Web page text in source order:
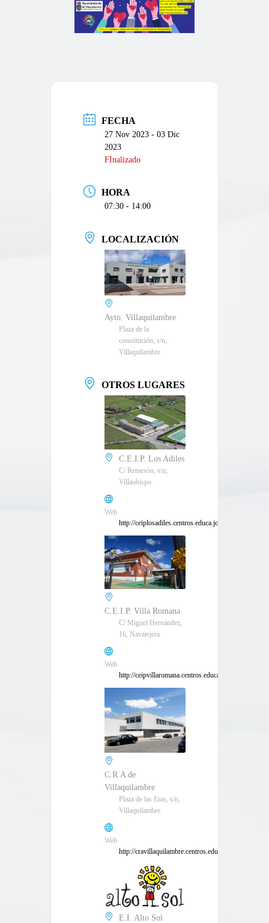
FECHA
27 Nov 2023 - 03 Dic
2023
FInalizado
HORA
07:30 - 14:00
LOCALIZACIÓN
Ayto. Villaquilambre
Plaza de la
constitución, s/n,
Villaquilambre
OTROS LUGARES
C.E.I.P. Los Adiles
C/ Remesón, s/n,
Villaobispo
Web
http://ceiplosadiles.centros.educa.jcyl.es/sitio/
C.E.I.P. Villa Romana
C/ Miguel Hernández,
16, Navatejera
Web
http://ceipvillaromana.centros.educa.jcyl.es/sitio/
C.R.A de
Villaquilambre
Plaza de las Eras, s/n,
Villaquilambre
Web
http://cravillaquilambre.centros.educa.jcyl.es/sitio/
E.I. Alto Sol